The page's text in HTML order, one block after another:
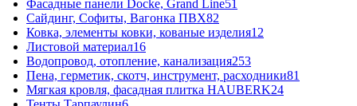
Фасадные панели Docke, Grand Line51
Сайдинг, Софиты, Вагонка ПВХ82
Ковка, элементы ковки, кованые изделия12
Листовой материал16
Водопровод, отопление, канализация253
Пена, герметик, скотч, инструмент, расходники81
Мягкая кровля, фасадная плитка HAUBERK24